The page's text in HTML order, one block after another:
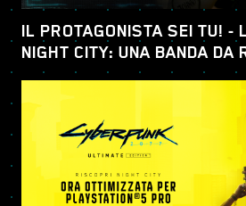
IL PROTAGONISTA SEI TU! -
NIGHT CITY: UNA BANDA DA